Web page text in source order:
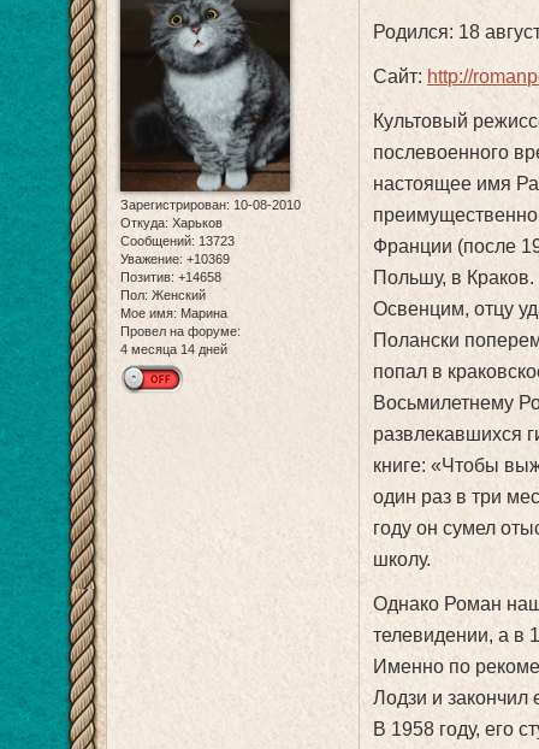
Зарегистрирован: 10-08-2010
Откуда: Харьков
Сообщений: 13723
Уважение: +10369
Позитив: +14658
Пол: Женский
Мое имя: Марина
Провел на форуме:
4 месяца 14 дней
Родился: 18
Сайт: http://
Культовый
послевоенного
настоящее имя
Франции (после
Польшу, в
Освенцим, отцу
Полански
попал в
Восьмилетнему
развлекавшихся
книге: «Чтобы
один раз в три
году он сумел
школу.
Однако Роман
телевидении, а в
Именно по
Лодзи и закончил
В 1958 году, его